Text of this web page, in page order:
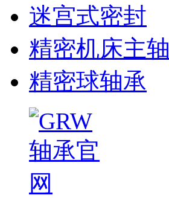
迷宫式密封
精密机床主轴
精密球轴承